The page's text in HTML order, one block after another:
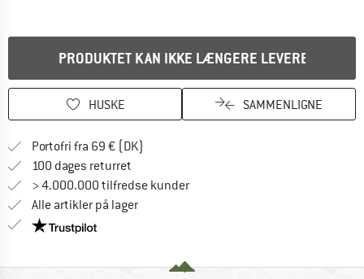
PRODUKTET KAN IKKE LÆNGERE LEVERES
HUSKE SAMMENLIGNE
Portofri fra 69 € (DK)
100 dages returret
> 4.000.000 tilfredse kunder
Alle artikler på lager
Vi er Trustpilot-certificeret - oplysningerne får du